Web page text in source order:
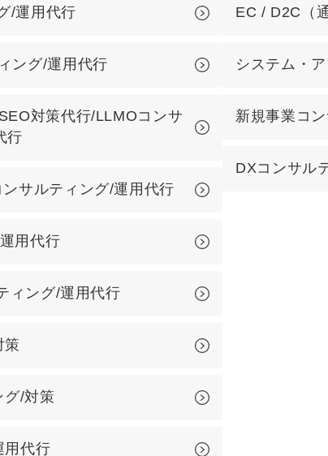
正社員
カスタマーサクセスマネージャー
/運用代行
ング/運用代行
対策代行/LLMOコンサ
行
サルティング/運用代行
用代行
ィング/運用代行
策
グ/対策
用代行
EC / D2C（
システム・
新規事業コ
DXコンサル